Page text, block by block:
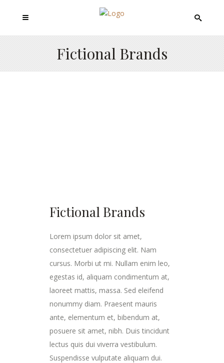
Fictional Brands
Fictional Brands
Lorem ipsum dolor sit amet,
consectetuer adipiscing elit. Nam
cursus. Morbi ut mi. Nullam enim leo,
egestas id, aliquam condimentum at,
laoreet mattis, massa. Sed eleifend
nonummy diam. Praesent mauris
ante, elementum et, bibendum at,
posuere sit amet, nibh. Duis tincidunt
lectus quis dui viverra vestibulum.
Suspendisse vulputate aliquam dui.